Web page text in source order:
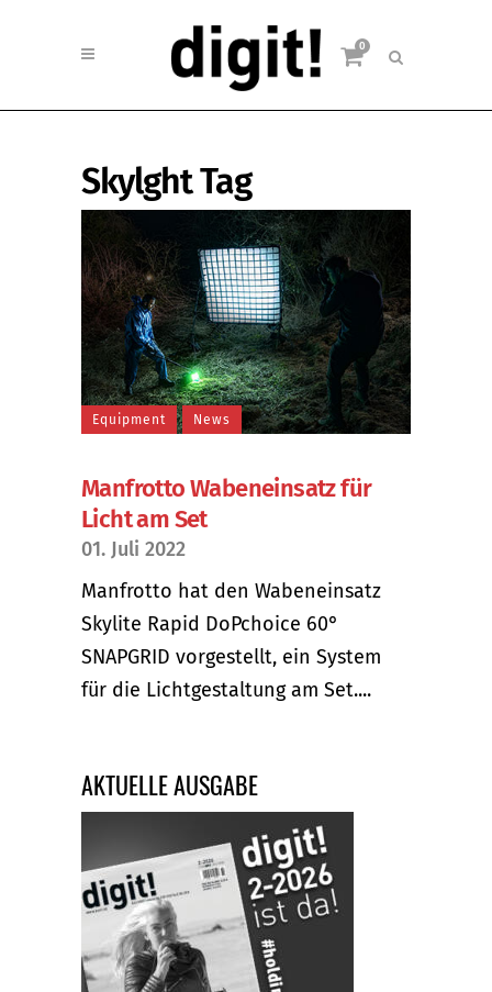
0
Skylght Tag
Equipment News
Manfrotto Wabeneinsatz für
Licht am Set
01. Juli 2022
Manfrotto hat den Wabeneinsatz
Skylite Rapid DoPchoice 60°
SNAPGRID vorgestellt, ein System
für die Lichtgestaltung am Set....
AKTUELLE AUSGABE